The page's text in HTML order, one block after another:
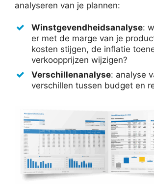
analyseren van je plannen:
Winstgevendheidsanalyse:
er met de marge van je
kosten stijgen, de inflatie
verkoopprijzen wijzigen?
Verschillenanalyse: analyse
verschillen tussen budget en